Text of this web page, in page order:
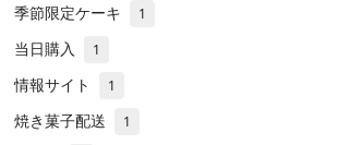
季節限定ケーキ 1
当日購入 1
情報サイト 1
焼き菓子配送 1